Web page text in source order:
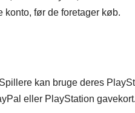
konto, før de foretager køb.
kan bruge deres
eller PlayStation gavekort.